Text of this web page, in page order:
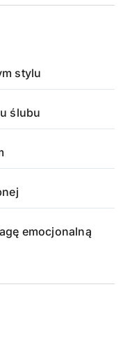
stylu
ślubu
emocjonalną